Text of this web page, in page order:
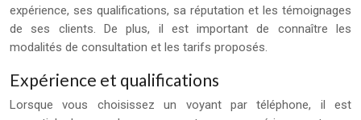
expérience, ses qualifications, sa réputation et les témoignages
de ses clients. De plus, il est important de connaître les
modalités de consultation et les tarifs proposés.
Expérience et qualifications
Lorsque vous choisissez un voyant par téléphone, il est